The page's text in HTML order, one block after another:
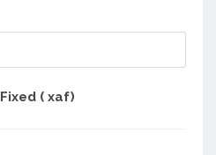
Fixed ( xaf)